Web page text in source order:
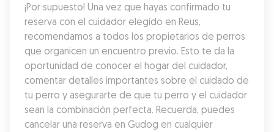
¡Por supuesto! Una vez que hayas confirmado tu
reserva con el cuidador elegido en Reus,
recomendamos a todos los propietarios de perros
que organicen un encuentro previo. Esto te da la
oportunidad de conocer el hogar del cuidador,
comentar detalles importantes sobre el cuidado de
tu perro y asegurarte de que tu perro y el cuidador
sean la combinación perfecta. Recuerda, puedes
cancelar una reserva en Gudog en cualquier